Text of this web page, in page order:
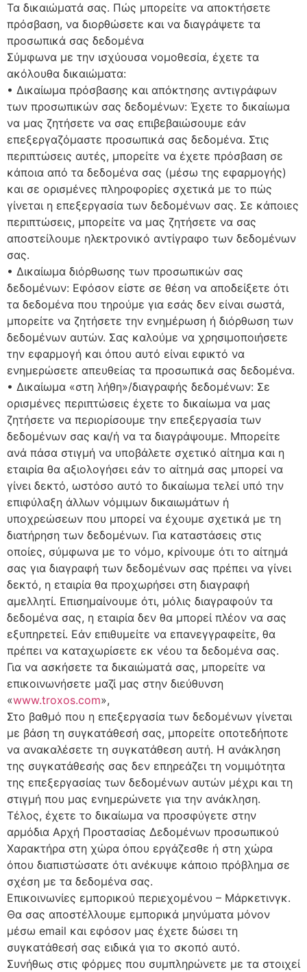
Τα δικαιώματά σας. Πώς μπορείτε να αποκτήσετε
πρόσβαση, να διορθώσετε και να διαγράψετε τα
προσωπικά σας δεδομένα
Σύμφωνα με την ισχύουσα νομοθεσία, έχετε τα
ακόλουθα δικαιώματα:
• Δικαίωμα πρόσβασης και απόκτησης αντιγράφων
των προσωπικών σας δεδομένων: Έχετε το δικαίωμα
να μας ζητήσετε να σας επιβεβαιώσουμε εάν
επεξεργαζόμαστε προσωπικά σας δεδομένα. Στις
περιπτώσεις αυτές, μπορείτε να έχετε πρόσβαση σε
κάποια από τα δεδομένα σας (μέσω της εφαρμογής)
και σε ορισμένες πληροφορίες σχετικά με το πώς
γίνεται η επεξεργασία των δεδομένων σας. Σε κάποιες
περιπτώσεις, μπορείτε να μας ζητήσετε να σας
αποστείλουμε ηλεκτρονικό αντίγραφο των δεδομένων
σας.
• Δικαίωμα διόρθωσης των προσωπικών σας
δεδομένων: Εφόσον είστε σε θέση να αποδείξετε ότι
τα δεδομένα που τηρούμε για εσάς δεν είναι σωστά,
μπορείτε να ζητήσετε την ενημέρωση ή διόρθωση των
δεδομένων αυτών. Σας καλούμε να χρησιμοποιήσετε
την εφαρμογή και όπου αυτό είναι εφικτό να
ενημερώσετε απευθείας τα προσωπικά σας δεδομένα.
• Δικαίωμα «στη λήθη»/διαγραφής δεδομένων: Σε
ορισμένες περιπτώσεις έχετε το δικαίωμα να μας
ζητήσετε να περιορίσουμε την επεξεργασία των
δεδομένων σας και/ή να τα διαγράψουμε. Μπορείτε
ανά πάσα στιγμή να υποβάλετε σχετικό αίτημα και η
εταιρία θα αξιολογήσει εάν το αίτημά σας μπορεί να
γίνει δεκτό, ωστόσο αυτό το δικαίωμα τελεί υπό την
επιφύλαξη άλλων νόμιμων δικαιωμάτων ή
υποχρεώσεων που μπορεί να έχουμε σχετικά με τη
διατήρηση των δεδομένων. Για καταστάσεις στις
οποίες, σύμφωνα με το νόμο, κρίνουμε ότι το αίτημά
σας για διαγραφή των δεδομένων σας πρέπει να γίνει
δεκτό, η εταιρία θα προχωρήσει στη διαγραφή
αμελλητί. Επισημαίνουμε ότι, μόλις διαγραφούν τα
δεδομένα σας, η εταιρία δεν θα μπορεί πλέον να σας
εξυπηρετεί. Εάν επιθυμείτε να επανεγγραφείτε, θα
πρέπει να καταχωρίσετε εκ νέου τα δεδομένα σας.
Για να ασκήσετε τα δικαιώματά σας, μπορείτε να
επικοινωνήσετε μαζί μας στην διεύθυνση
«www.troxos.com»,
Στο βαθμό που η επεξεργασία των δεδομένων γίνεται
με βάση τη συγκατάθεσή σας, μπορείτε οποτεδήποτε
να ανακαλέσετε τη συγκατάθεση αυτή. Η ανάκληση
της συγκατάθεσής σας δεν επηρεάζει τη νομιμότητα
της επεξεργασίας των δεδομένων αυτών μέχρι και τη
στιγμή που μας ενημερώνετε για την ανάκληση.
Τέλος, έχετε το δικαίωμα να προσφύγετε στην
αρμόδια Αρχή Προστασίας Δεδομένων προσωπικού
Χαρακτήρα στη χώρα όπου εργάζεσθε ή στη χώρα
όπου διαπιστώσατε ότι ανέκυψε κάποιο πρόβλημα σε
σχέση με τα δεδομένα σας.
Επικοινωνίες εμπορικού περιεχομένου – Μάρκετινγκ.
Θα σας αποστέλλουμε εμπορικά μηνύματα μόνον
μέσω email και εφόσον μας έχετε δώσει τη
συγκατάθεσή σας ειδικά για το σκοπό αυτό.
Συνήθως στις φόρμες που συμπληρώνετε με τα στοιχεί